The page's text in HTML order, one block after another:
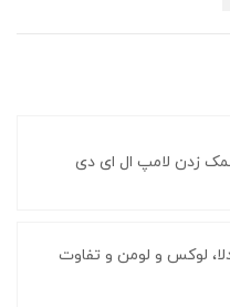
زدن لامپ ال ای دی
لوکس و لومن و تفاوت